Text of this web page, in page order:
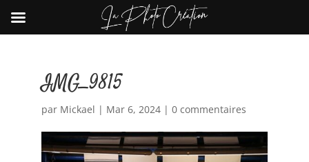
IMG_9815
par Mickael | Mar 6, 2024| 0 commentaires